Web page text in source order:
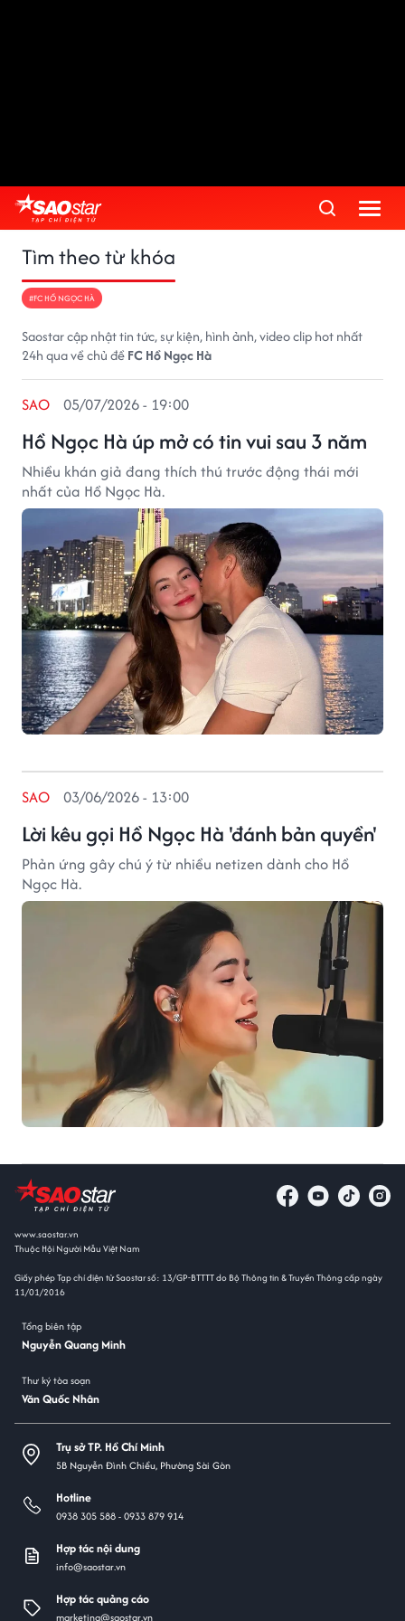
Tìm theo từ khóa
#FC HỒ NGỌC HÀ
Saostar cập nhật tin tức, sự kiện, hình ảnh, video clip hot nhất
24h qua về chủ đềFC Hồ Ngọc Hà
Hồ Ngọc Hà úp mở có tin vui sau 3 năm
SAO 05/07/2026 - 19:00
Nhiều khán giả đang thích thú trước động thái mới
nhất của Hồ Ngọc Hà.
Lời kêu gọi Hồ Ngọc Hà 'đánh bản quyền'
SAO 03/06/2026 - 13:00
Phản ứng gây chú ý từ nhiều netizen dành cho Hồ
Ngọc Hà.
www.saostar.vn
Thuộc Hội Người Mẫu Việt Nam
Giấy phép Tạp chí điện tử Saostar số: 13/GP-BTTTT do Bộ Thông tin & Truyền Thông cấp ngày
11/01/2016
Tổng biên tập
Nguyễn Quang Minh
Thư ký tòa soạn
Văn Quốc Nhân
Trụ sở TP. Hồ Chí Minh
5B Nguyễn Đình Chiểu, Phường Sài Gòn
Hotline
0938 305 588 -0933 879 914
Hợp tác nội dung
info@saostar.vn
Hợp tác quảng cáo
marketing@saostar.vn